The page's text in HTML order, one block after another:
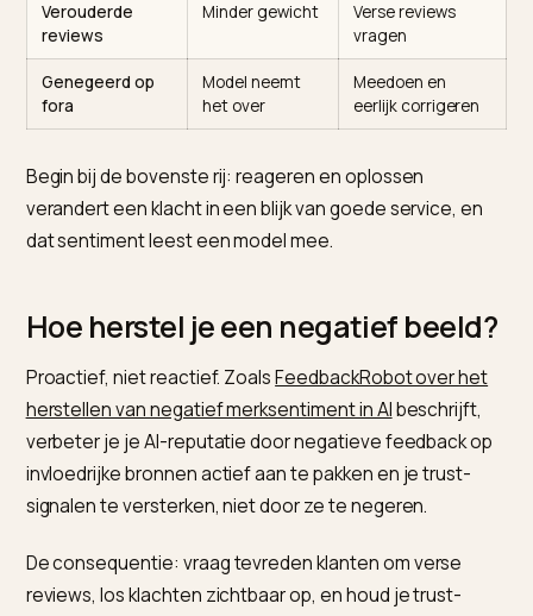
Situatie Effect op AI Wat je doet
Onbeantwoorde
Hoger negatief
Reageren en
Verspreide
trust-signalen
Lagere
prioriteit
Reviews
sterren
geloofwaardig
laten staan
Verouderde
Minder gewicht
Verse reviews
Genegeerd op
fora
Model neemt
het over
Meedoen en
eerlijk corrigeren
Begin bij de bovenste rij: reageren en oplossen
verandert een klacht in een blijk van goede service,